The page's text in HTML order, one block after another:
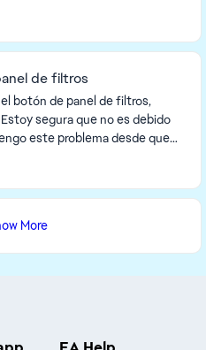
que acaban de comenzar
de filtros
el botón de panel de filtros,
este problema desde que
More